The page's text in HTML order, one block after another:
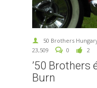
50 Brothers
23,509
0 2
’50 Brothers
Burn